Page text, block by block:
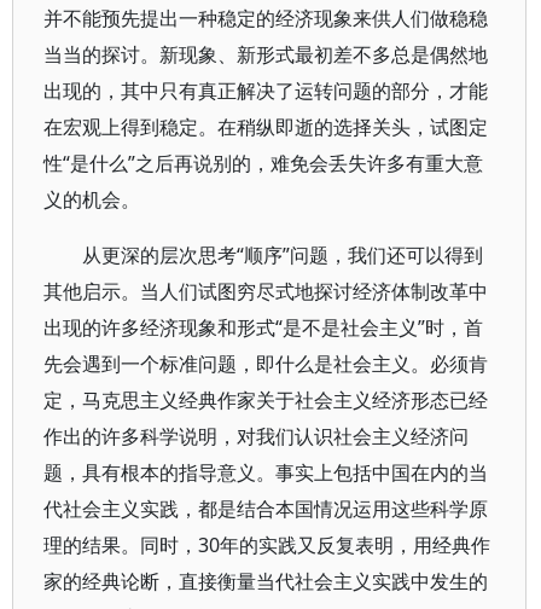
并不能预先提出一种稳定的经济现象来供人们做稳稳
当当的探讨。新现象、新形式最初差不多总是偶然地
出现的，其中只有真正解决了运转问题的部分，才能
在宏观上得到稳定。在稍纵即逝的选择关头，试图定
性“是什么”之后再说别的，难免会丢失许多有重大意
义的机会。
从更深的层次思考“顺序”问题，我们还可以得到
其他启示。当人们试图穷尽式地探讨经济体制改革中
出现的许多经济现象和形式“是不是社会主义”时，首
先会遇到一个标准问题，即什么是社会主义。必须肯
定，马克思主义经典作家关于社会主义经济形态已经
作出的许多科学说明，对我们认识社会主义经济问
题，具有根本的指导意义。事实上包括中国在内的当
代社会主义实践，都是结合本国情况运用这些科学原
理的结果。同时，30年的实践又反复表明，用经典作
家的经典论断，直接衡量当代社会主义实践中发生的